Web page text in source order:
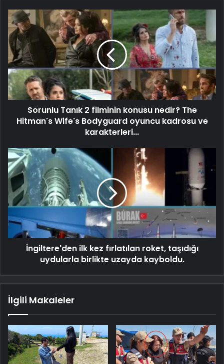
Sorunlu Tanık 2 filminin konusu nedir? The
Hitman's Wife's Bodyguard oyuncu kadrosu ve
karakterleri...
İngiltere'den ilk kez fırlatılan roket, taşıdığı
uydularla birlikte uzayda kayboldu.
İlgili Makaleler